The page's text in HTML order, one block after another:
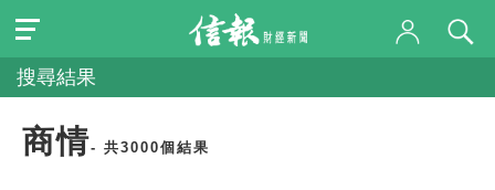
搜尋結果
商情- 共3000個結果